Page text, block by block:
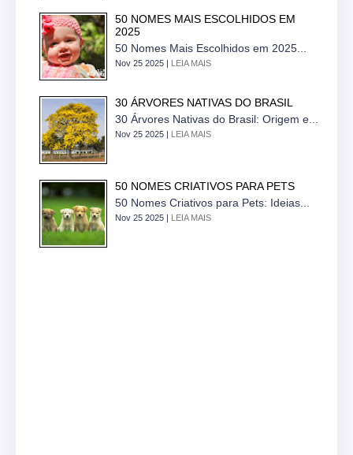
50 NOMES MAIS ESCOLHIDOS EM
2025
50 Nomes Mais Escolhidos em 2025...
Nov 25 2025 | LEIA MAIS
30 ÁRVORES NATIVAS DO BRASIL
30 Árvores Nativas do Brasil: Origem e...
Nov 25 2025 | LEIA MAIS
50 NOMES CRIATIVOS PARA PETS
50 Nomes Criativos para Pets: Ideias...
Nov 25 2025 | LEIA MAIS